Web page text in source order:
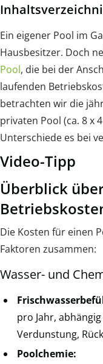
Ein eigener Pool im
Hausbesitzer. Doch
Pool, die bei der
laufenden
betrachten wir die
privaten Pool (ca. 8 x
Unterschiede es bei
Video-Tipp
Überblick
Die Kosten für einen
Faktoren zusammen:
Wasser- und
pro Jahr,
Verdunstung,
Poolchemie: